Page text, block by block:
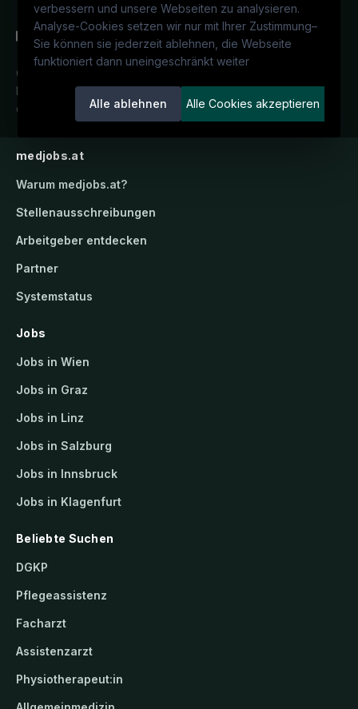
verbessern und unsere Webseiten zu analysieren.
Analyse-Cookies setzen wir nur mit Ihrer Zustimmung–
Sie können sie jederzeit ablehnen, die Webseite
funktioniert dann uneingeschränkt weiter
Alle ablehnen Alle Cookies akzeptieren
Österreichs medizinisches
Karriereportal.Ein Service der
candidatis GmbH.
medjobs.at
Warum medjobs.at?
Stellenausschreibungen
Arbeitgeber entdecken
Partner
Systemstatus
Jobs
Jobs in Wien
Jobs in Graz
Jobs in Linz
Jobs in Salzburg
Jobs in Innsbruck
Jobs in Klagenfurt
Beliebte Suchen
DGKP
Pflegeassistenz
Facharzt
Assistenzarzt
Physiotherapeut:in